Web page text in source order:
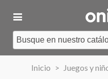
Inicio > Juegos y